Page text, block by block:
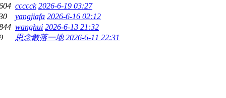
ccccck 2026-6-19 03:27
yangjiafa 2026-6-16 02:12
wanghui 2026-6-13 21:32
思念散落一地 2026-6-11 22:31